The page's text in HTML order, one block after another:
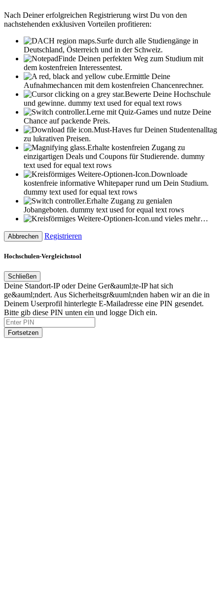
Nach Deiner erfolgreichen Registrierung wirst Du von den
nachstehenden exklusiven Vorteilen profitieren:
Surfe durch alle Studiengänge in
Deutschland, Österreich und in der Schweiz.
Finde Deinen perfekten Weg zum Studium mit
dem kostenfreien Interessentest.
Ermittle Deine
Aufnahmechancen mit dem kostenfreien Chancenrechner.
Bewerte Deine Hochschule
und gewinne. dummy text used for equal text rows
Lerne mit Quiz-Games und nutze Deine
Chance auf packende Preis.
Must-Haves fur Deinen Studentenalltag
zu lukrativen Preisen.
Erhalte kostenfreien Zugang zu
einzigartigen Deals und Coupons für Studierende. dummy
text used for equal text rows
Downloade
kostenfreie informative Whitepaper rund um Dein Studium.
dummy text used for equal text rows
Erhalte Zugang zu genialen
Jobangeboten. dummy text used for equal text rows
und vieles mehr…
Abbrechen Registrieren
Hochschulen-Vergleichstool
Schließen
Deine Standort-IP oder Deine Ger&auml;te-IP hat sich
ge&auml;ndert. Aus Sicherheitsgr&uuml;nden haben wir an die in
Deinem Userprofil hinterlegte E-Mailadresse eine PIN gesendet.
Bitte gib diese PIN unten ein und logge Dich ein.
Fortsetzen